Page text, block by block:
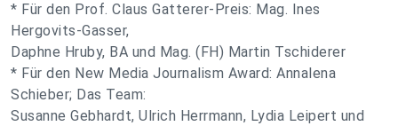
* Für den Prof. Claus Gatterer-Preis: Mag. Ines
Hergovits-Gasser,
Daphne Hruby, BA und Mag. (FH) Martin Tschiderer
* Für den New Media Journalism Award: Annalena
Schieber; Das Team:
Susanne Gebhardt, Ulrich Herrmann, Lydia Leipert und